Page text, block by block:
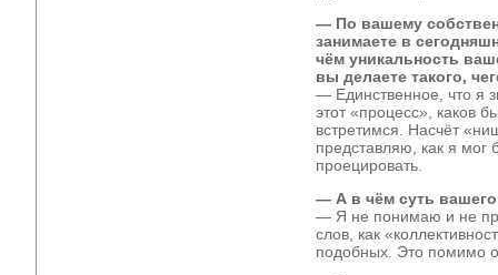
— По вашему
занимаете в
чём уникальность
вы делаете такого,
— Единственное, что я
этот «процесс», каков
встретимся. Насчёт
представляю, как я мог
проецировать.
— А в чём суть
— Я не понимаю и не
слов, как
подобных. Это помимо